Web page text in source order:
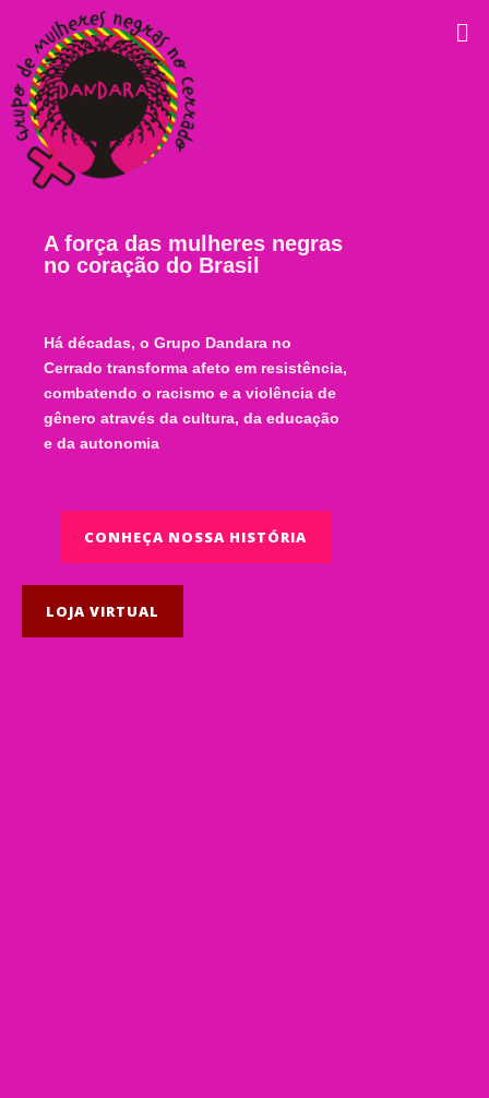
A força das mulheres negras
no coração do Brasil
Há décadas, o Grupo Dandara no
Cerrado transforma afeto em resistência,
combatendo o racismo e a violência de
gênero através da cultura, da educação
e da autonomia
CONHEÇA NOSSA HISTÓRIA
LOJA VIRTUAL